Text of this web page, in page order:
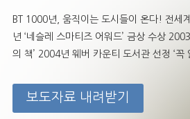
BT 1000년, 움직이는 도시들이 온다! 전
년 ‘네슬레 스마티즈 어워드’ 금상 수상
의 책’ 2004년 웨버 카운티 도서관 선정 ‘꼭
보도자료 내려받기